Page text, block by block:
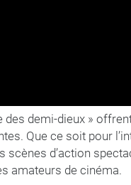
des demi-dieux »
Que ce soit pour
d’action
amateurs de cinéma.